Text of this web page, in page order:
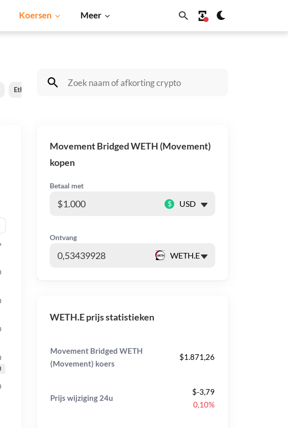
Koersen Meer
Ethereum Cardano Dogecoin
Movement Bridged WETH (Movement)
kopen
Betaal met
$
Ontvang
WETH.E prijs statistieken
Movement Bridged WETH
(Movement) koers
$1.871,26
Prijs wijziging 24u
$-3,79
0,10%